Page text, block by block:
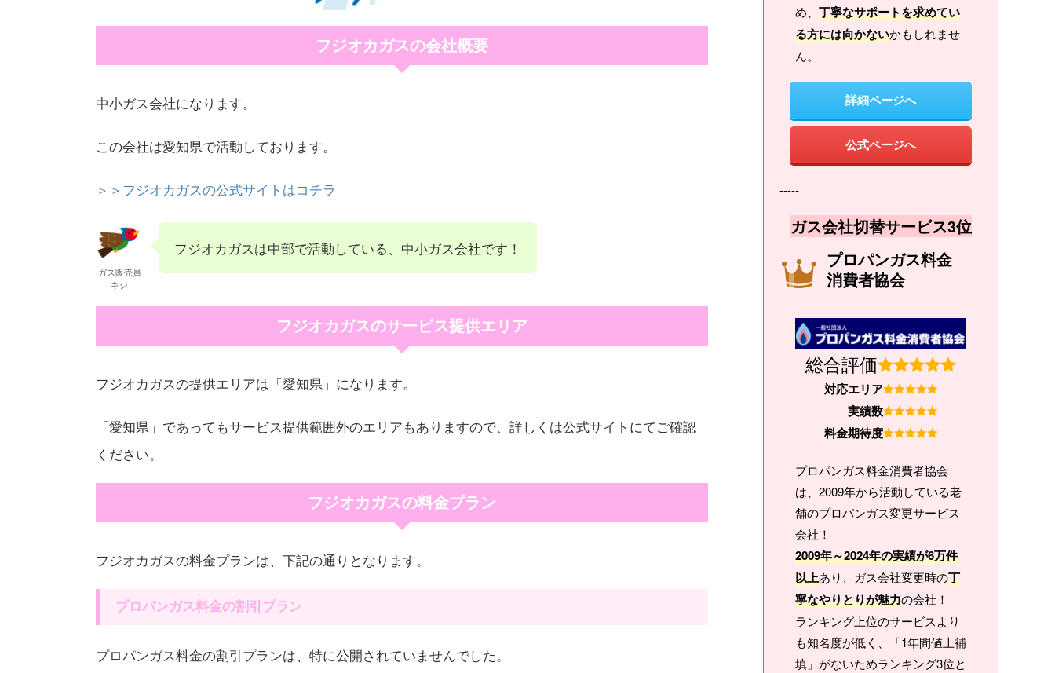
フジオカガスの会社概要
中小ガス会社になります。
この会社は愛知県で活動しております。
＞＞フジオカガスの公式サイトはコチラ
ガス販売員
キジ
フジオカガスは中部で活動している、中小ガス会社です！
フジオカガスのサービス提供エリア
フジオカガスの提供エリアは「愛知県」になります。
「愛知県」であってもサービス提供範囲外のエリアもありますので、詳しくは公式サイトにてご確認
ください。
フジオカガスの料金プラン
フジオカガスの料金プランは、下記の通りとなります。
プロパンガス料金の割引プラン
プロパンガス料金の割引プランは、特に公開されていませんでした。
め、 丁寧なサポートを求めてい
る方には向かないかもしれませ
ん。
詳細ページへ
公式ページへ
-----
ガス会社切替サービス3位
プロパンガス料金
消費者協会
総合評価
対応エリア
実績数
料金期待度
プロパンガス料金消費者協会
は、2009年から活動している老
舗のプロパンガス変更サービス
会社！
2009年～2024年の実績が6万件
以上あり、ガス会社変更時の丁
寧なやりとりが魅力の会社！
ランキング上位のサービスより
も知名度が低く、「1年間値上補
填」がないためランキング3位と